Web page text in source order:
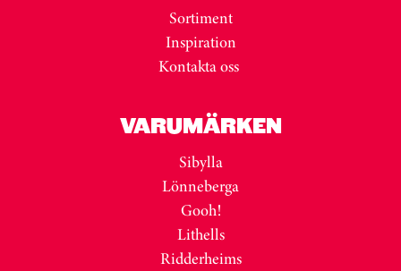
Sortiment
Inspiration
Kontakta oss
VARUMÄRKEN
Sibylla
Lönneberga
Gooh!
Lithells
Ridderheims